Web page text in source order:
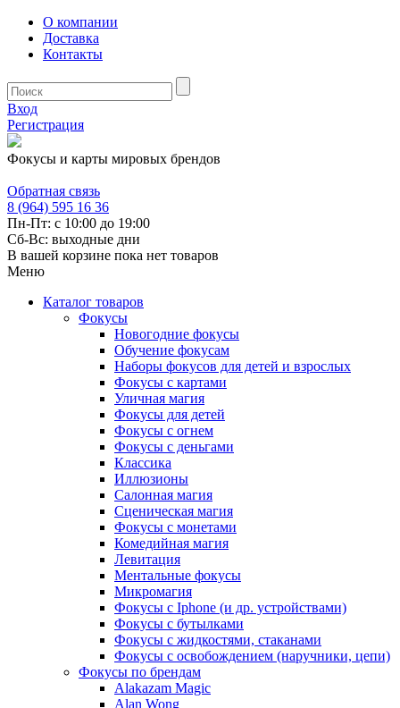
О компании
Доставка
Контакты
Вход
Регистрация
Фокусы и карты мировых брендов
Обратная связь
8 (964) 595 16 36
Пн-Пт: с 10:00 до 19:00
Сб-Вс: выходные дни
В вашей корзине пока нет товаров
Меню
Каталог товаров
Фокусы
Новогодние фокусы
Обучение фокусам
Наборы фокусов для детей и взрослых
Фокусы с картами
Уличная магия
Фокусы для детей
Фокусы с огнем
Фокусы с деньгами
Классика
Иллюзионы
Салонная магия
Сценическая магия
Фокусы с монетами
Комедийная магия
Левитация
Ментальные фокусы
Микромагия
Фокусы с Iphone (и др. устройствами)
Фокусы с бутылками
Фокусы с жидкостями, стаканами
Фокусы с освобождением (наручники, цепи)
Фокусы по брендам
Alakazam Magic
Alan Wong